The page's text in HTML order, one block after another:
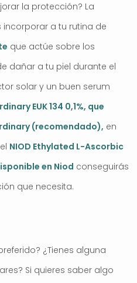
la protección? La
incorporar a tu rutina de
que actúe sobre los
dañar a tu piel durante el
solar y un buen serum
EUK 134 0,1%, que
(recomendado), en
NIOD Ethylated L-Ascorbic
en Niod conseguirás
que necesita.
¿Tienes alguna
Si quieres saber algo